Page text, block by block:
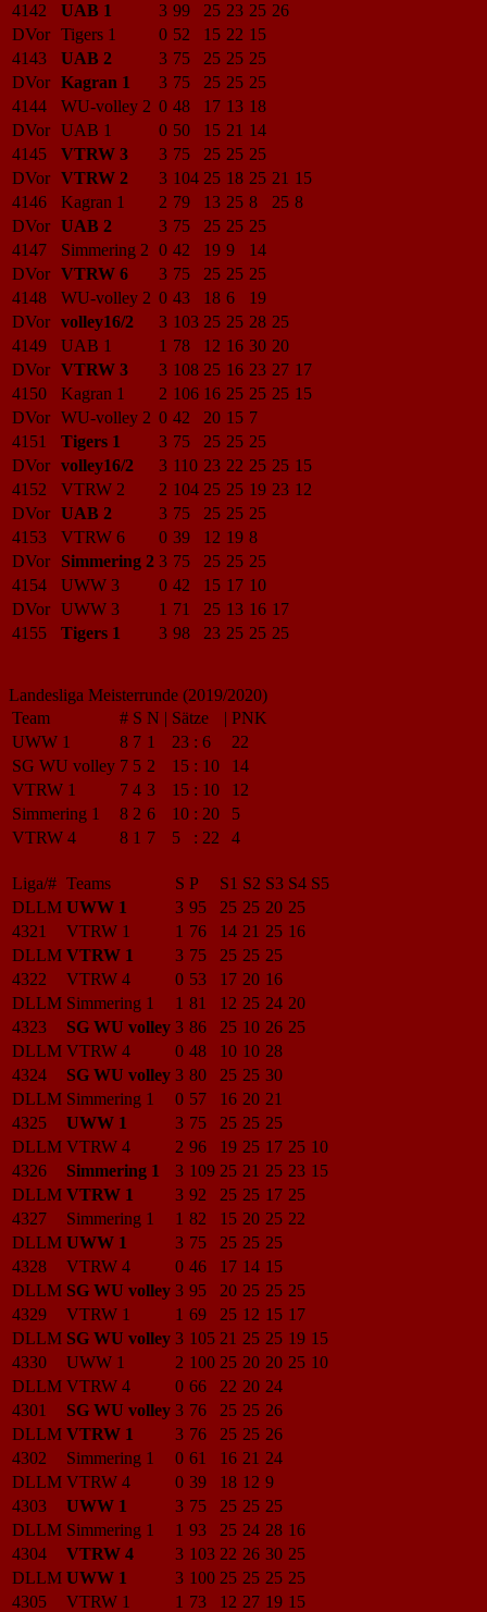
4142 UAB 1 3 99 25 23 25 26
DVor Tigers 1 0 52 15 22 15
4143
UAB 2 3 75 25 25 25
DVor Kagran 1 3 75 25 25 25
4144
WU-volley 2 0 48 17 13 18
DVor UAB 1 0 50 15 21 14
4145
VTRW 3 3 75 25 25 25
DVor VTRW 2 3 104 25 18 25 21 15
4146
Kagran 1 2 79 13 25 8 25 8
DVor UAB 2 3 75 25 25 25
4147
Simmering 2 0 42 19 9
14
DVor VTRW 6 3 75 25 25 25
4148
WU-volley 2 0 43 18 6
19
DVor volley16/2 3 103 25 25 28 25
4149
UAB 1 1 78 12 16 30 20
DVor VTRW 3 3 108 25 16 23 27 17
4150
Kagran 1 2 106 16 25 25 25 15
DVor WU-volley 2 0 42 20 15 7
4151
Tigers 1 3 75 25 25 25
DVor volley16/2 3 110 23 22 25 25 15
4152
VTRW 2 2 104 25 25 19 23 12
DVor UAB 2 3 75 25 25 25
4153
VTRW 6 0 39 12 19 8
DVor
Simmering 2 3 75 25 25 25
4154
UWW 3 0 42 15 17 10
DVor UWW 3 1 71 25 13 16 17
4155
Tigers 1 3 98 23 25 25 25
Landesliga Meisterrunde (2019/2020)
Team
# S N | Sätze | PNK
UWW 1
8 7 1 23 : 6
22
SG WU volley 7 5 2 15 : 10
14
VTRW 1
7 4 3 15 : 10
12
Simmering 1
8 2 6 10 : 20
5
VTRW 4
8 1 7 5 : 22 4
Liga/# Teams S P S1 S2 S3 S4 S5
DLLM UWW 1 3 95 25 25 20 25
4321
VTRW 1 1 76 14 21 25 16
DLLM VTRW 1 3 75 25 25 25
4322
VTRW 4 0 53 17 20 16
DLLM Simmering 1 1 81 12 25 24 20
4323
SG WU volley 3 86 25 10 26 25
DLLM VTRW 4 0 48 10 10 28
4324
SG WU volley 3 80 25 25 30
DLLM Simmering 1 0 57 16 20 21
4325
UWW 1 3 75 25 25 25
DLLM VTRW 4 2 96 19 25 17 25 10
4326
Simmering 1 3 109 25 21 25 23 15
DLLM VTRW 1 3 92 25 25 17 25
4327
Simmering 1 1 82 15 20 25 22
DLLM UWW 1 3 75 25 25 25
4328
VTRW 4 0 46 17 14 15
DLLM SG WU volley 3 95 20 25 25 25
4329
VTRW 1 1 69 25 12 15 17
DLLM SG WU volley 3 105 21 25 25 19 15
4330
UWW 1 2 100 25 20 20 25 10
DLLM VTRW 4 0 66 22 20 24
4301
SG WU volley 3 76 25 25 26
DLLM VTRW 1 3 76 25 25 26
4302
Simmering 1 0 61 16 21 24
DLLM VTRW 4 0 39 18 12 9
4303
UWW 1 3 75 25 25 25
DLLM Simmering 1 1 93 25 24 28 16
4304
VTRW 4 3 103 22 26 30 25
DLLM UWW 1 3 100 25 25 25 25
4305
VTRW 1 1 73 12 27 19 15